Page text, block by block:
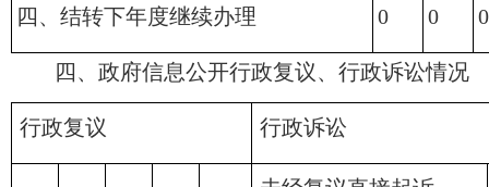
四、结转下年度继续办理 0 0 0
四、政府信息公开行政复议、行政诉讼情况
行政复议 行政诉讼